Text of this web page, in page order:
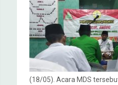
(18/05). Acara MDS